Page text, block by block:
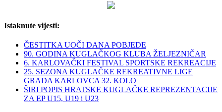
Istaknute vijesti:
ČESTITKA UOČI DANA POBJEDE
90. GODINA KUGLAČKOG KLUBA ŽELJEZNIČAR
6. KARLOVAČKI FESTIVAL SPORTSKE REKREACIJE
25. SEZONA KUGLAČKE REKREATIVNE LIGE
GRADA KARLOVCA 32. KOLO
ŠIRI POPIS HRATSKE KUGLAČKE REPREZENTACIJE
ZA EP U15, U19 i U23